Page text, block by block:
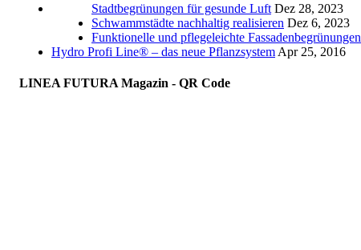
Stadtbegrünungen für gesunde Luft Dez 28, 2023
Schwammstädte nachhaltig realisieren Dez 6, 2023
Funktionelle und pflegeleichte Fassadenbegrünungen
Hydro Profi Line® – das neue Pflanzsystem Apr 25, 2016
LINEA FUTURA Magazin - QR Code